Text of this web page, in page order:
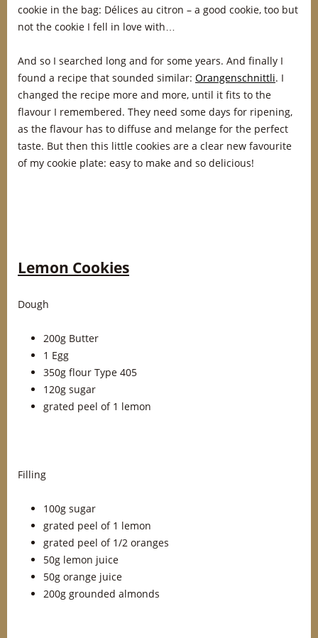
cookie in the bag: Délices au citron – a good cookie, too but
not the cookie I fell in love with…
And so I searched long and for some years. And finally I
found a recipe that sounded similar: Orangenschnittli. I
changed the recipe more and more, until it fits to the
flavour I remembered. They need some days for ripening,
as the flavour has to diffuse and melange for the perfect
taste. But then this little cookies are a clear new favourite
of my cookie plate: easy to make and so delicious!
Lemon Cookies
Dough
200g Butter
1 Egg
350g flour Type 405
120g sugar
grated peel of 1 lemon
Filling
100g sugar
grated peel of 1 lemon
grated peel of 1/2 oranges
50g lemon juice
50g orange juice
200g grounded almonds